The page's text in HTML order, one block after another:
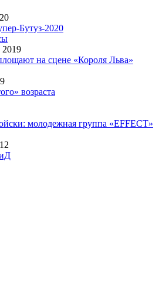
Бутуз-2020
2019
на сцене «Короля Льва»
возраста
молодежная группа «EFFECT»